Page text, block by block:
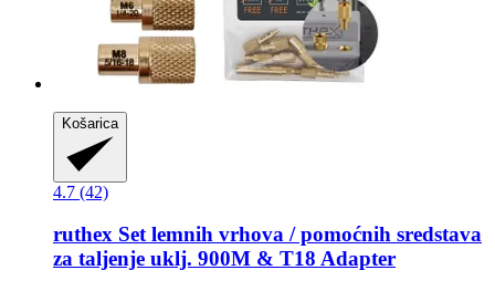
Košarica
4.7 (42)
ruthex Set lemnih vrhova / pomoćnih sredstava
za taljenje uklj. 900M & T18 Adapter